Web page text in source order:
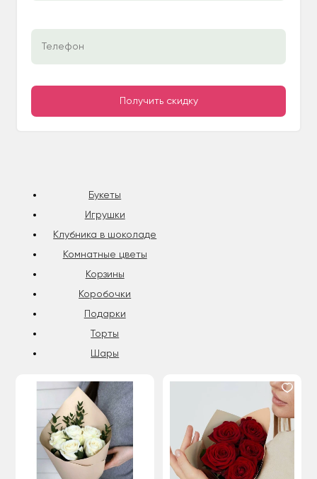
Букеты
Игрушки
Клубника в шоколаде
Комнатные цветы
Корзины
Коробочки
Подарки
Торты
Шары